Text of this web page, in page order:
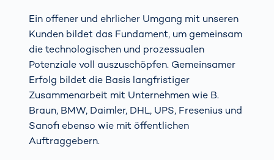
Ein offener und ehrlicher Umgang mit unseren
Kunden bildet das Fundament, um gemeinsam
die technologischen und prozessualen
Potenziale voll auszuschöpfen. Gemeinsamer
Erfolg bildet die Basis langfristiger
Zusammenarbeit mit Unternehmen wie B.
Braun, BMW, Daimler, DHL, UPS, Fresenius und
Sanofi ebenso wie mit öffentlichen
Auftraggebern.